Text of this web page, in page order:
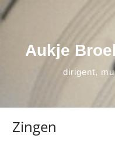
Ga
naar
Aukje
dirigent,
Zingen